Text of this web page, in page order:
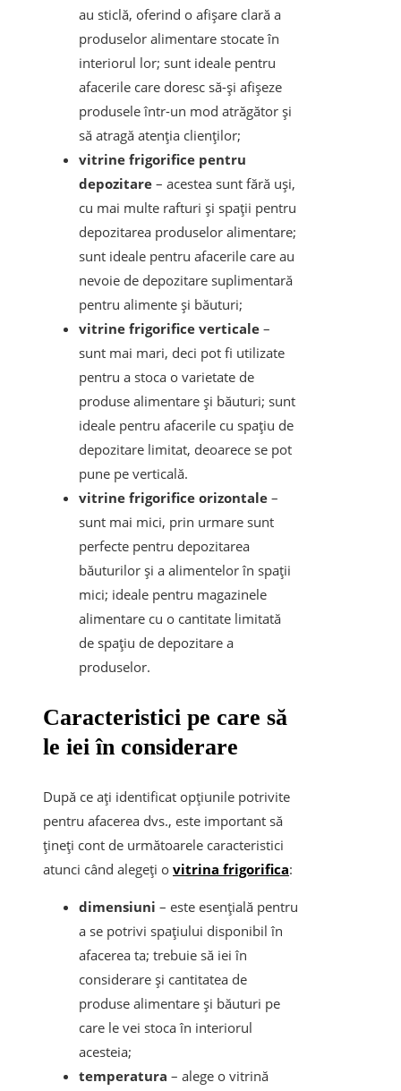
au sticlă, oferind o afișare clară a
produselor alimentare stocate în
interiorul lor; sunt ideale pentru
afacerile care doresc să-și afișeze
produsele într-un mod atrăgător și
să atragă atenția clienților;
vitrine frigorifice pentru
depozitare – acestea sunt fără uși,
cu mai multe rafturi și spații pentru
depozitarea produselor alimentare;
sunt ideale pentru afacerile care au
nevoie de depozitare suplimentară
pentru alimente și băuturi;
vitrine frigorifice verticale –
sunt mai mari, deci pot fi utilizate
pentru a stoca o varietate de
produse alimentare și băuturi; sunt
ideale pentru afacerile cu spațiu de
depozitare limitat, deoarece se pot
pune pe verticală.
vitrine frigorifice orizontale –
sunt mai mici, prin urmare sunt
perfecte pentru depozitarea
băuturilor și a alimentelor în spații
mici; ideale pentru magazinele
alimentare cu o cantitate limitată
de spațiu de depozitare a
produselor.
Caracteristici pe care să
le iei în considerare
După ce ați identificat opțiunile potrivite
pentru afacerea dvs., este important să
țineți cont de următoarele caracteristici
atunci când alegeți o vitrina frigorifica:
dimensiuni – este esențială pentru
a se potrivi spațiului disponibil în
afacerea ta; trebuie să iei în
considerare și cantitatea de
produse alimentare și băuturi pe
care le vei stoca în interiorul
acesteia;
temperatura – alege o vitrină